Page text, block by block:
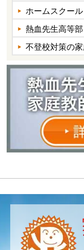
ホームスクール
熱血先生高等部
不登校対策の